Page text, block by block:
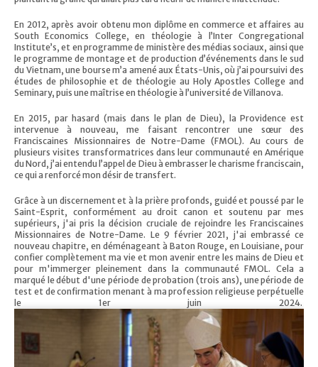
En 2012, après avoir obtenu mon diplôme en commerce et affaires au
South Economics College, en théologie à l’Inter Congregational
Institute’s, et en programme de ministère des médias sociaux, ainsi que
le programme de montage et de production d’événements dans le sud
du Vietnam, une bourse m’a amené aux États-Unis, où j’ai poursuivi des
études de philosophie et de théologie au Holy Apostles College and
Seminary, puis une maîtrise en théologie à l’université de Villanova.
En 2015, par hasard (mais dans le plan de Dieu), la Providence est
intervenue à nouveau, me faisant rencontrer une sœur des
Franciscaines Missionnaires de Notre-Dame (FMOL). Au cours de
plusieurs visites transformatrices dans leur communauté en Amérique
du Nord, j’ai entendu l’appel de Dieu à embrasser le charisme franciscain,
ce qui a renforcé mon désir de transfert.
Grâce à un discernement et à la prière profonds, guidé et poussé par le
Saint-Esprit, conformément au droit canon et soutenu par mes
supérieurs, j'ai pris la décision cruciale de rejoindre les Franciscaines
Missionnaires de Notre-Dame. Le 9 février 2021, j'ai embrassé ce
nouveau chapitre, en déménageant à Baton Rouge, en Louisiane, pour
confier complètement ma vie et mon avenir entre les mains de Dieu et
pour m'immerger pleinement dans la communauté FMOL. Cela a
marqué le début d'une période de probation (trois ans), une période de
test et de confirmation menant à ma profession religieuse perpétuelle
le 1er juin 2024.